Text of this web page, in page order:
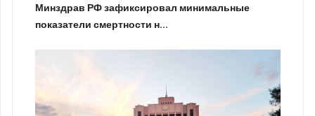
Минздрав РФ зафиксировал минимальные
показатели смертности н...